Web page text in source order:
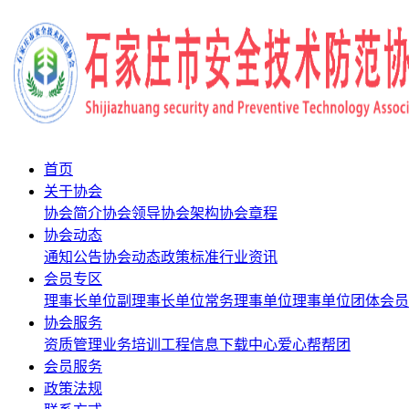
首页
关于协会
协会简介协会领导协会架构协会章程
协会动态
通知公告协会动态政策标准行业资讯
会员专区
理事长单位副理事长单位常务理事单位理事单位 团体会员
协会服务
资质管理业务培训 工程信息下载中心爱心帮帮团
会员服务
政策法规